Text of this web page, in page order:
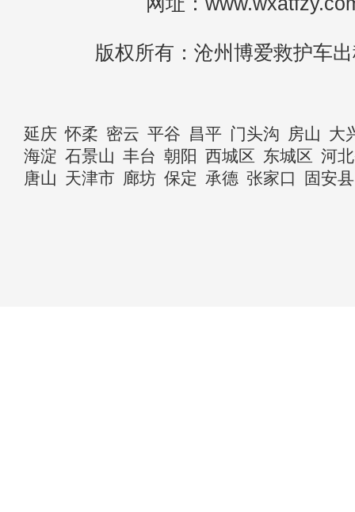
版权所有：沧州博爱救护车
延庆 怀柔 密云 平谷 昌平 门头沟 房山 大
海淀 石景山 丰台 朝阳 西城区 东城区 河
唐山 天津市 廊坊 保定 承德 张家口 固安县